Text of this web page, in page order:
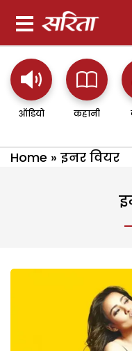
ऑडियो कहानी
Home » इनर वियर